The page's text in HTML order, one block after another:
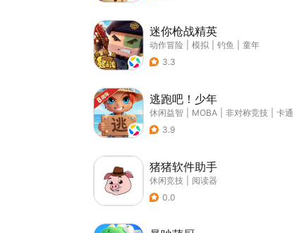
迷你枪战精英
动作冒险 模拟 钓鱼
童年
3.3
逃跑吧！少年
休闲益智 MOBA 非对称竞技
卡通
3.9
猪猪软件助手
休闲竞技
阅读器
0.0